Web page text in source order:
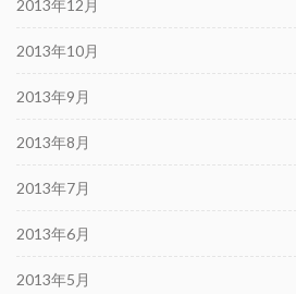
2013年12月
2013年10月
2013年9月
2013年8月
2013年7月
2013年6月
2013年5月